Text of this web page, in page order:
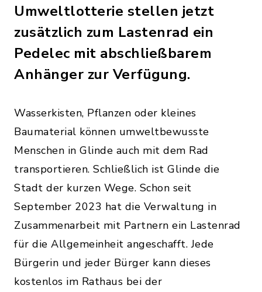
Umweltlotterie stellen jetzt
zusätzlich zum Lastenrad ein
Pedelec mit abschließbarem
Anhänger zur Verfügung.
Wasserkisten, Pflanzen oder kleines
Baumaterial können umweltbewusste
Menschen in Glinde auch mit dem Rad
transportieren. Schließlich ist Glinde die
Stadt der kurzen Wege. Schon seit
September 2023 hat die Verwaltung in
Zusammenarbeit mit Partnern ein Lastenrad
für die Allgemeinheit angeschafft. Jede
Bürgerin und jeder Bürger kann dieses
kostenlos im Rathaus bei der